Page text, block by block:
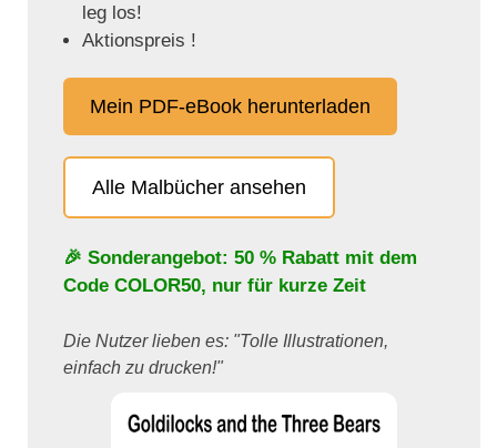
leg los!
Aktionspreis !
Mein PDF-eBook herunterladen
Alle Malbücher ansehen
🎉 Sonderangebot: 50 % Rabatt mit dem
Code COLOR50, nur für kurze Zeit
Die Nutzer lieben es: "Tolle Illustrationen,
einfach zu drucken!"